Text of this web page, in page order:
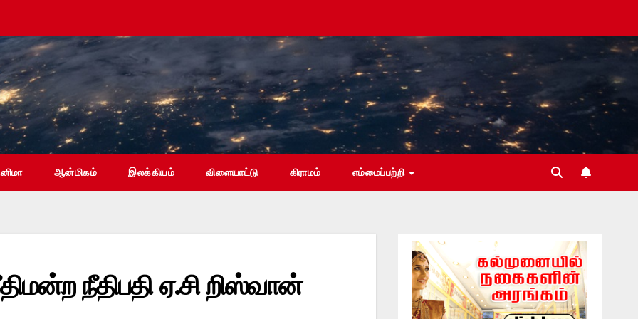
ஆன்மிகம் இலக்கியம் விளையாட்டு கிராமம் எம்மைப்பற்றி
நீதிபதி ஏ.சி றிஸ்வான்